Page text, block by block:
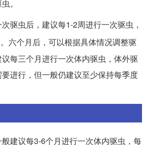
。
次驱虫后，建议每1-2周进行一次驱虫，
六个月后，可以根据具体情况调整驱
每三个月进行一次体内驱虫，体外驱
进行，但一般仍建议至少保持每季度
般建议每3-6个月进行一次体内驱虫，每